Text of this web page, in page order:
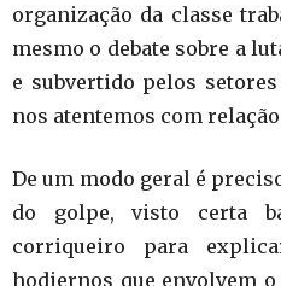
organização da classe
mesmo o debate sobre a
e subvertido pelos
nos atentemos com
De um modo geral é
do golpe, visto certa
corriqueiro para
hodiernos que envolvem